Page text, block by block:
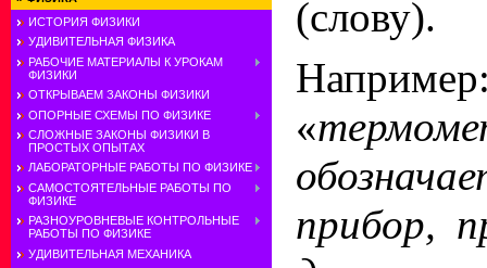
ИСТОРИЯ ФИЗИКИ
УДИВИТЕЛЬНАЯ ФИЗИКА
РАБОЧИЕ МАТЕРИАЛЫ К УРОКАМ
ФИЗИКИ
ОТКРЫВАЕМ ЗАКОНЫ ФИЗИКИ
ОПОРНЫЕ СХЕМЫ ПО ФИЗИКЕ
СЛОЖНЫЕ ЗАКОНЫ ФИЗИКИ В
ПРОСТЫХ ОПЫТАХ
ЛАБОРАТОРНЫЕ РАБОТЫ ПО ФИЗИКЕ
САМОСТОЯТЕЛЬНЫЕ РАБОТЫ ПО
ФИЗИКЕ
РАЗНОУРОВНЕВЫЕ КОНТРОЛЬНЫЕ
РАБОТЫ ПО ФИЗИКЕ
УДИВИТЕЛЬНАЯ МЕХАНИКА
(слову).
«
прибор,